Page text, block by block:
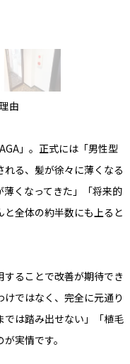
由
」。正式には「男性型
る、髪が徐々に薄くなる
くなってきた」「将来的
全体の約半数にも上ると
ることで改善が期待でき
ではなく、完全に元通り
では踏み出せない」「植毛
実情です。